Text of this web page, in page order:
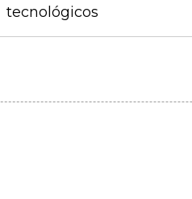
tecnológicos